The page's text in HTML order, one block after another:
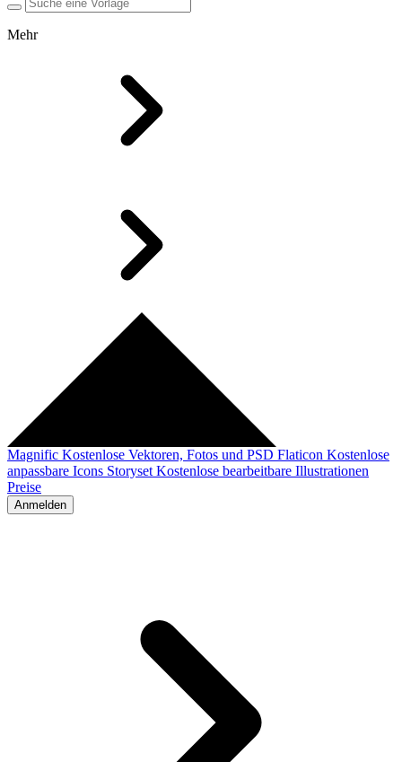
Mehr
Magnific Kostenlose Vektoren, Fotos und PSD Flaticon Kostenlose
anpassbare Icons Storyset Kostenlose bearbeitbare Illustrationen
Preise
Anmelden